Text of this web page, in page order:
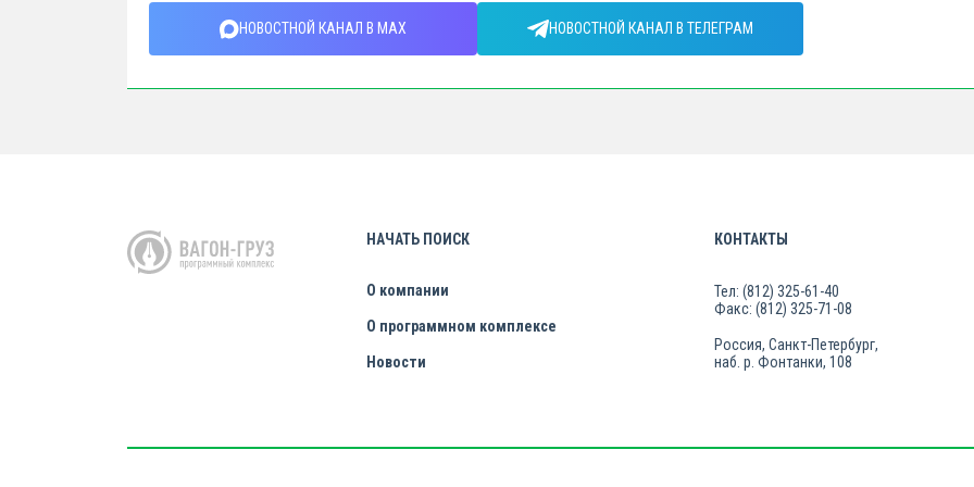
НОВОСТНОЙ КАНАЛ В MAX НОВОСТНОЙ КАНАЛ В ТЕЛЕГРАМ
НАЧАТЬ ПОИСК
О компании
О программном комплексе
Новости
КОНТАКТЫ
Тел: (812) 325-61-40
Факс: (812) 325-71-08
Россия, Санкт-Петербург,
наб. р. Фонтанки, 108